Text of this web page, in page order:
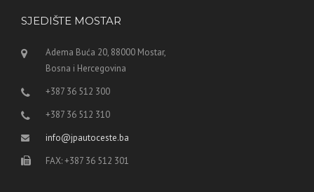
SJEDIŠTE MOSTAR
Adema Buća 20, 88000 Mostar,
Bosna i Hercegovina
+387 36 512 300
+387 36 512 310
info@jpautoceste.ba
FAX: +387 36 512 301